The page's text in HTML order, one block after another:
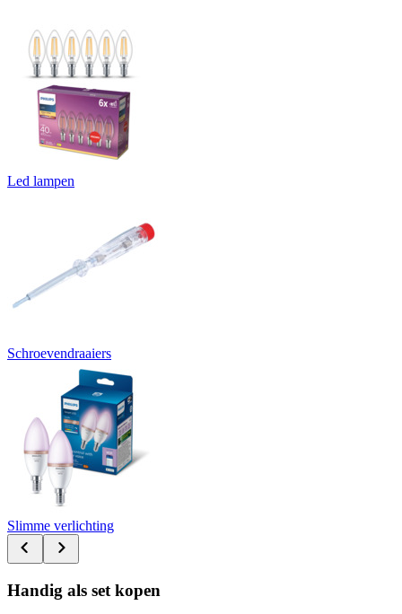
Led lampen
Schroevendraaiers
Slimme verlichting
Handig als set kopen